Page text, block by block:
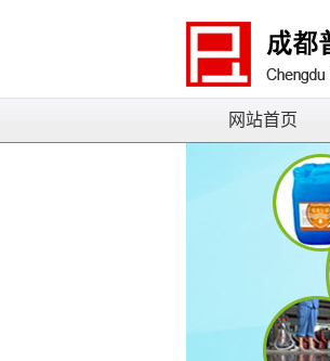
网站首页